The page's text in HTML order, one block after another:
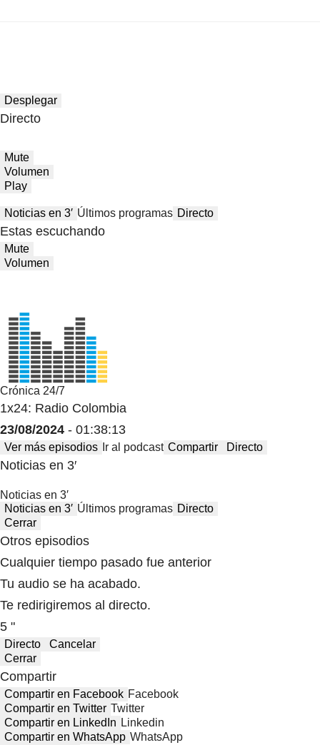
Desplegar
Directo
Mute
Volumen
Play
Noticias en 3′ Últimos programas Directo
Estas escuchando
Mute
Volumen
Crónica 24/7
1x24: Radio Colombia
23/08/2024 - 01:38:13
Ver más episodios Ir al podcast Compartir Directo
Noticias en 3′
Noticias en 3′
Noticias en 3′ Últimos programas Directo
Cerrar
Otros episodios
Cualquier tiempo pasado fue anterior
Tu audio se ha acabado.
Te redirigiremos al directo.
5 "
Directo
Cancelar
Cerrar
Compartir
Compartir en Facebook Facebook
Compartir en Twitter Twitter
Compartir en LinkedIn Linkedin
Compartir en WhatsApp WhatsApp